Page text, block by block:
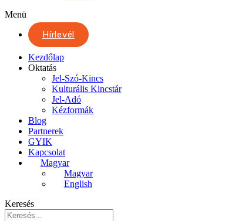
Menü
Hírlevél
Kezdőlap
Oktatás
Jel-Szó-Kincs
Kulturális Kincstár
Jel-Adó
Kézformák
Blog
Partnerek
GYIK
Kapcsolat
Magyar
Magyar
English
Keresés